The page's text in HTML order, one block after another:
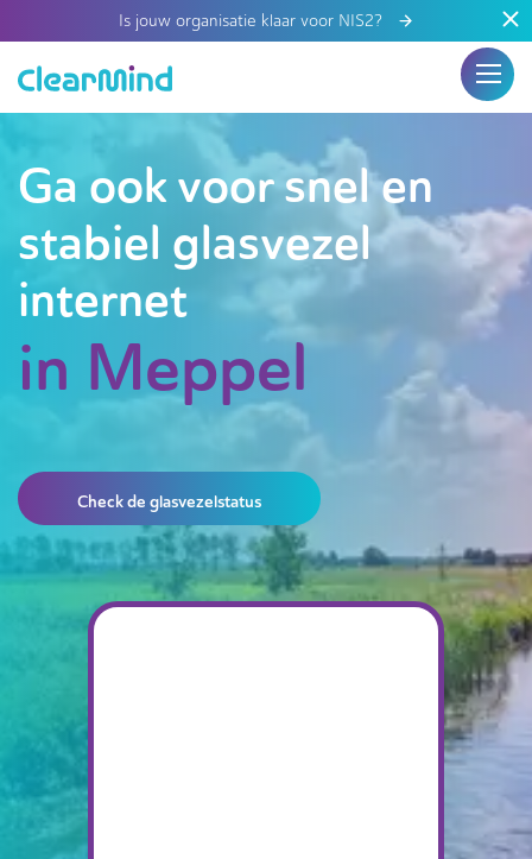
Is jouw organisatie klaar voor NIS2?
Ga ook voor snel en
stabiel glasvezel
internet
in Meppel
Check de glasvezelstatus